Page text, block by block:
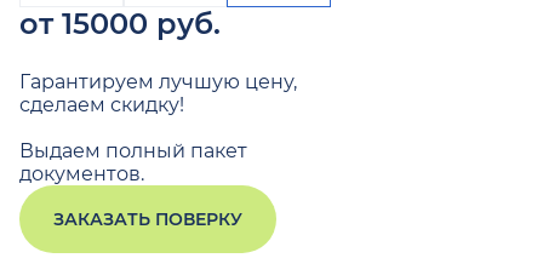
от 15000 руб.
Гарантируем лучшую цену,
сделаем скидку!
Выдаем полный пакет
документов.
ЗАКАЗАТЬ ПОВЕРКУ